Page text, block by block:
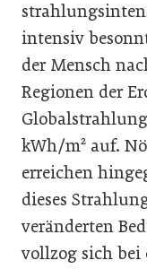
intensiv
der Mensch
Regionen der
kWh/m² auf.
erreichen
dieses
veränderten
vollzog sich bei